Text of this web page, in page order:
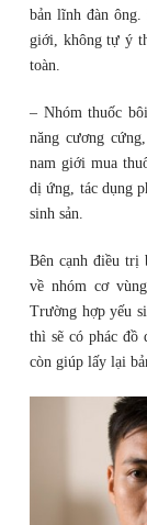
bản lĩnh đàn
giới, không tự ý
toàn.
– Nhóm thuốc
năng cương
nam giới mua
dị ứng, tác dụng
sinh sản.
Bên cạnh điều trị
về nhóm cơ
Trường hợp yếu
thì sẽ có phác đồ
còn giúp lấy lại